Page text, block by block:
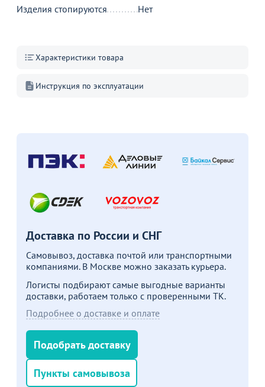
Изделия стопируются Нет
Характеристики товара
Инструкция по эксплуатации
Доставка по России и СНГ
Самовывоз, доставка почтой или транспортными
компаниями. В Москве можно заказать курьера.
Логисты подбирают самые выгодные варианты
доставки, работаем только с проверенными ТК.
Подробнее о доставке и оплате
Подобрать доставку
Пункты самовывоза
Прозрачные
пластиковые стулья в
Новинки мягких
Больше не показывать это окно